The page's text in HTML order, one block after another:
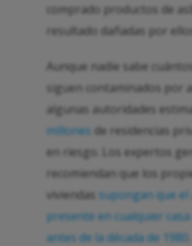
comprado productos de
resultado dañadas por
Aunque nadie sabe
siguen contaminados por
algunas autoridades
millones de residencias
en riesgo. Los expertos
recomiendan que los
viviendas supongan que
presente en cualquier
antes de la década de 1980